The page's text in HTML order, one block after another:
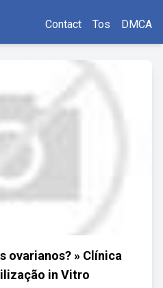
Contact Tos DMCA
ovarianos? » Clínica
in Vitro